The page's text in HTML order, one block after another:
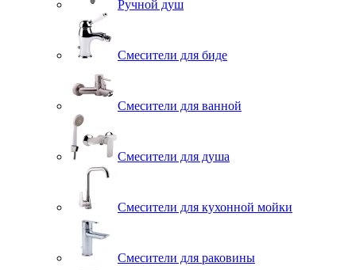
Ручной душ
Смесители для биде
Смесители для ванной
Смесители для душа
Смесители для кухонной мойки
Смесители для раковины